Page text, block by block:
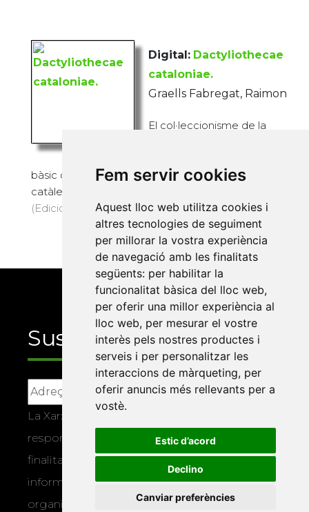
Fem servir cookies
Aquest lloc web utilitza cookies i
altres tecnologies de seguiment
per millorar la vostra experiència
de navegació amb les finalitats
següents: per habilitar la
funcionalitat bàsica del lloc web,
per oferir una millor experiència al
lloc web, per mesurar el vostre
interès pels nostres productes i
serveis i per personalitzar les
interaccions de màrqueting, per
oferir anuncis més rellevants per a
vostè.
Estic d’acord
Declino
Canviar preferències
Digital: Dactyliothecae
cataloniae.
Graells Fabregat, Raimon
El col·leccionisme de la
bàsic d’aquest llibre. El treball enmarca el
catàleg català dins un a...
(Edicions de la Universitat de Lleida, 2011) · 6 €
Suscriu-te
La Xarxa Vives d’Universitats, com a
responsable, tractarà les vostres dades amb la
finalitat de gestionar la vostra subscripció i
informar-vos dels actes i activitats que
organitza la Xarxa Vives. Podeu exercir els